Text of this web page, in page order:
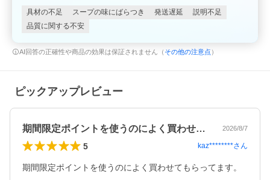
具材の不足 スープの味にばらつき 発送遅延
説明不足
品質に関する不安
AI回答の正確性や商品の効果は保証されません（ その他の注意点 ）
ピックアップレビュー
期間限定ポイントを使うのによく買わせて… 2026/8/7
5 kaz********さん
期間限定ポイントを使うのによく買わせてもらってます。